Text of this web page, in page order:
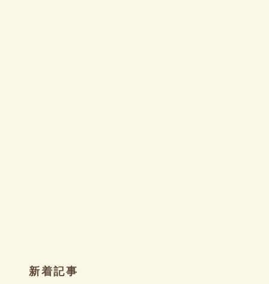
新着記事